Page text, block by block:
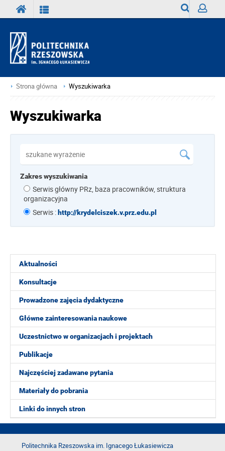
Strona główna Wyszukiwarka
Aktualności
Konsultacje
Prowadzone zajęcia dydaktyczne
Główne zainteresowania naukowe
Uczestnictwo w organizacjach i projektach
Publikacje
Najczęściej zadawane pytania
Materiały do pobrania
Linki do innych stron
Wyszukiwarka
Zakres wyszukiwania
Serwis główny PRz, baza pracowników, struktura
organizacyjna
Serwis : http://krydelciszek.v.prz.edu.pl
Politechnika Rzeszowska im. Ignacego Łukasiewicza